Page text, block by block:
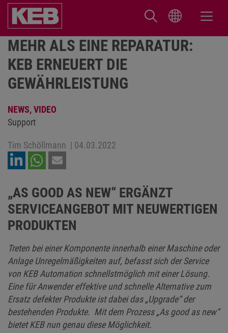
MEHR ALS EINE REPARATUR:
KEB ERNEUERT DIE
GEWÄHRLEISTUNG
NEWS,VIDEO
Support
Tim Schöllmann | 04.03.2022
„AS GOOD AS NEW“ ERGÄNZT
SERVICEANGEBOT MIT NEUWERTIGEN
PRODUKTEN
Treten bei einer Komponente innerhalb einer Maschine oder
Anlage Unregelmäßigkeiten auf, befasst sich der Service
von KEB Automation schnellstmöglich mit einer Lösung.
Eine für Anwender effektive und schnelle Alternative zum
Ersatz defekter Produkte ist dabei das „Upgrade“ der
bestehenden Produkte. Mit dem Prozess „As good as new“
bietet KEB nun genau diese Möglichkeit.